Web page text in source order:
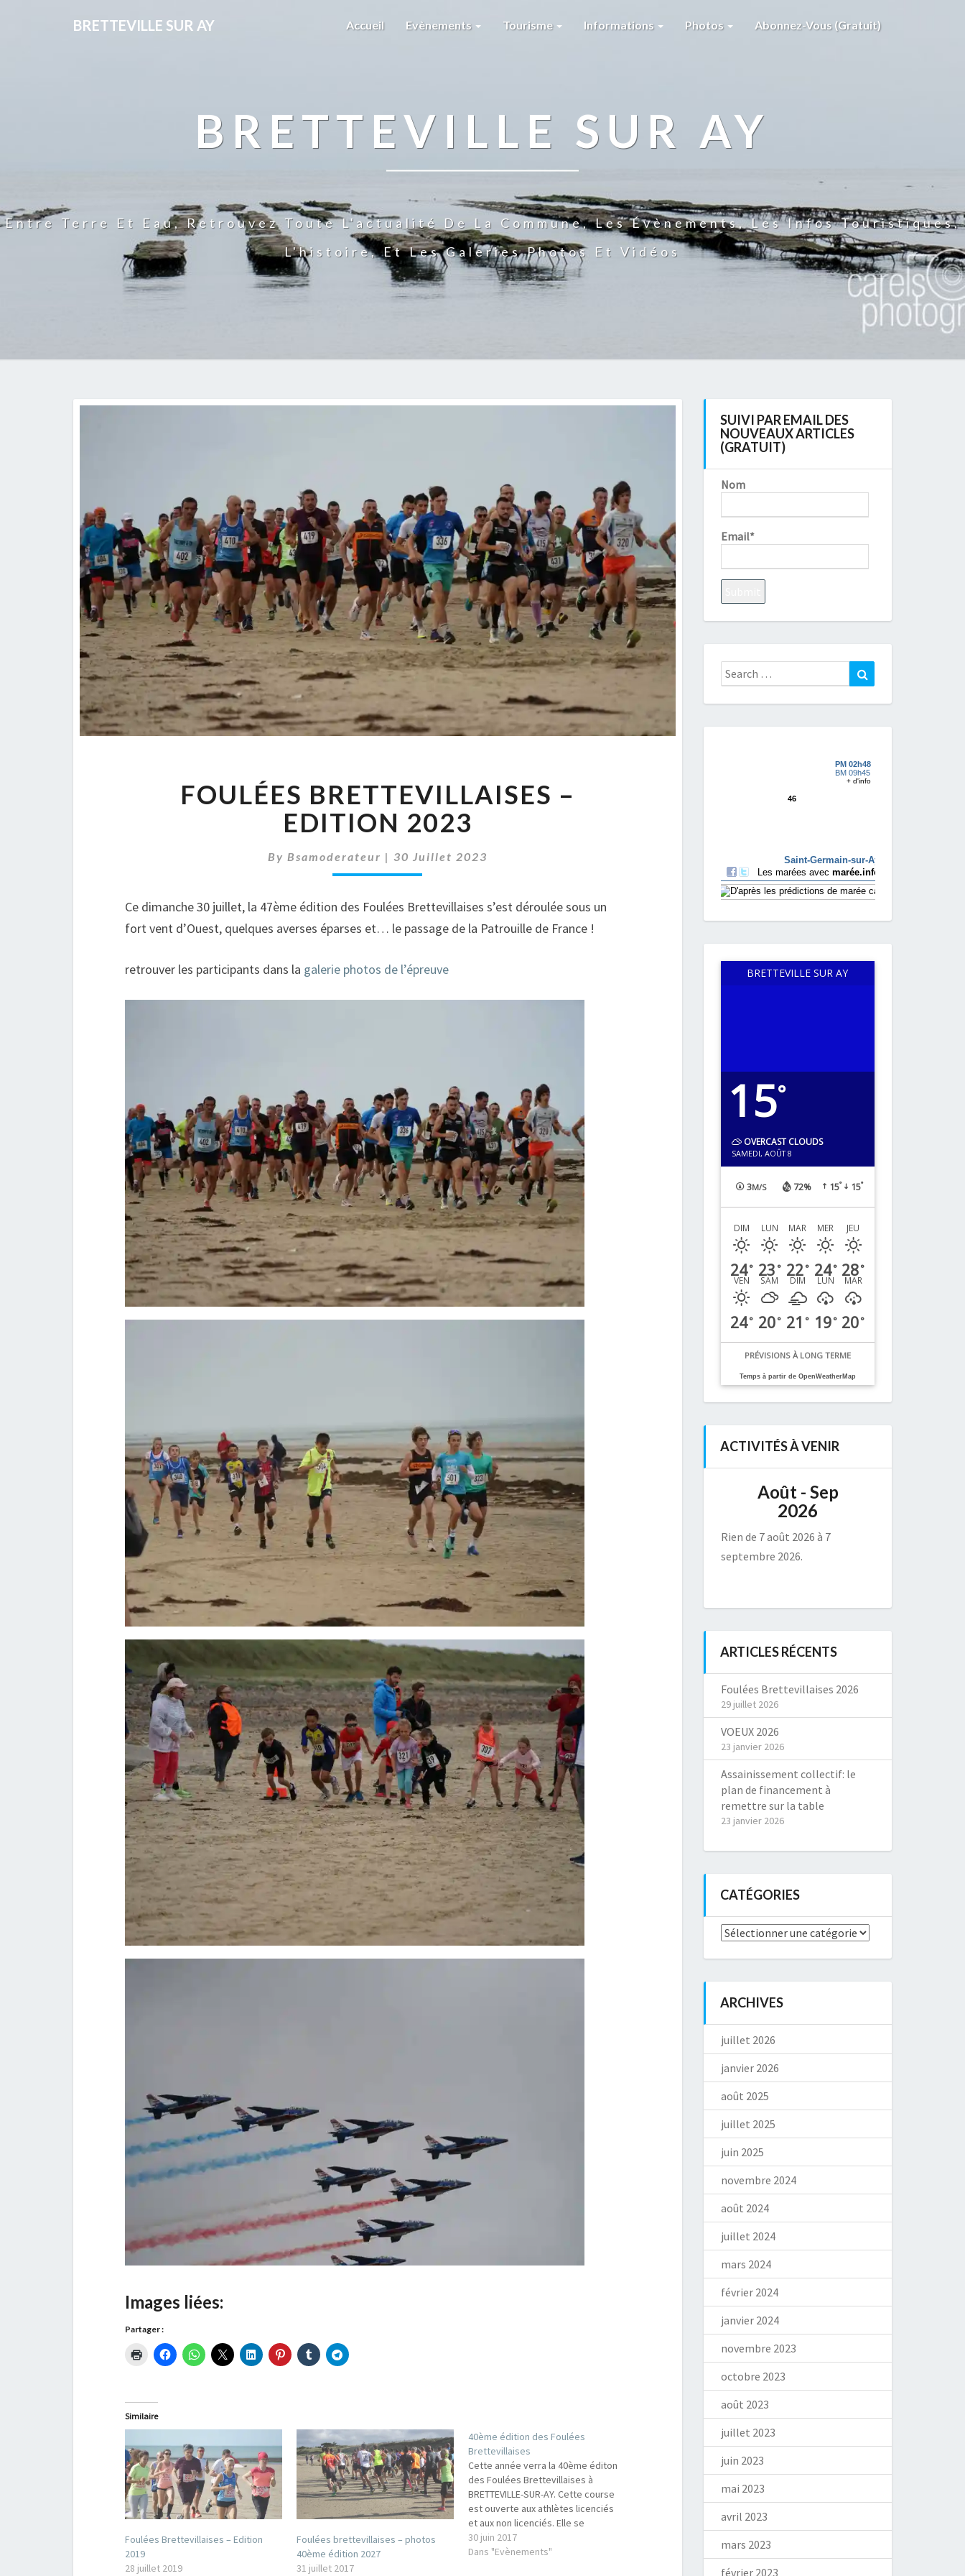
BRETTEVILLE SUR AY Accueil Evènements Tourisme Informations Photos Abonnez-Vous (gratuit)
BRETTEVILLE SUR AY
Entre Terre Et Eau, Retrouvez Toute L'actualité De La Commune, Les Évènements, Les Infos Touristiques,
L'histoire, Et Les Galeries Photos Et Vidéos
BRETTEVILLAISES
–
EDITION
FOULÉES BRETTEVILLAISES –
EDITION 2023
By Bsamoderateur | 30 Juillet 2023
Ce dimanche 30 juillet, la 47ème édition des Foulées Brettevillaises s’est déroulée sous un
fort vent d’Ouest, quelques averses éparses et… le passage de la Patrouille de France !
retrouver les participants dans la galerie photos de l’épreuve
Images liées:
Partager :
Similaire
Foulées Brettevillaises – Edition
2019
28 juillet 2019
Foulées brettevillaises – photos
40ème édition 2027
31 juillet 2017
40ème édition des Foulées
Brettevillaises
Cette année verra la 40ème éditon
des Foulées Brettevillaises à
BRETTEVILLE-SUR-AY. Cette course
est ouverte aux athlètes licenciés
et aux non licenciés. Elle se
déroulera le dimanche 30 juillet
2017. Pour consulter le règlement,
30 juin 2017
Dans "Evènements"
SUIVI PAR EMAIL DES
NOUVEAUX ARTICLES
(GRATUIT)
Nom
Email*
Search
for:
BRETTEVILLE SUR AY
15°
OVERCAST CLOUDS
SAMEDI, AOÛT 8
3M/S 72% 15° 15°
DIM
24°
LUN
23 °
MAR
22°
MER
24°
JEU
28°
VEN
24°
SAM
20°
DIM
21 °
LUN
19°
MAR
20°
PRÉVISIONS À LONG TERME
Temps à partir de OpenWeatherMap
ACTIVITÉS À VENIR
Août - Sep
2026
Rien de 7 août 2026 à 7
septembre 2026.
ARTICLES RÉCENTS
Foulées Brettevillaises 2026
29 juillet 2026
VOEUX 2026
23 janvier 2026
Assainissement collectif: le
plan de financement à
remettre sur la table
23 janvier 2026
CATÉGORIES
Catégories
ARCHIVES
juillet 2026
janvier 2026
août 2025
juillet 2025
juin 2025
novembre 2024
août 2024
juillet 2024
mars 2024
février 2024
janvier 2024
novembre 2023
octobre 2023
août 2023
juillet 2023
juin 2023
mai 2023
avril 2023
mars 2023
février 2023